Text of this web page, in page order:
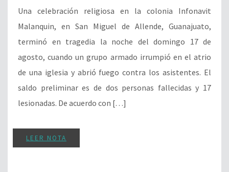
Una celebración religiosa en la colonia Infonavit
Malanquin, en San Miguel de Allende, Guanajuato,
terminó en tragedia la noche del domingo 17 de
agosto, cuando un grupo armado irrumpió en el atrio
de una iglesia y abrió fuego contra los asistentes. El
saldo preliminar es de dos personas fallecidas y 17
lesionadas. De acuerdo con […]
LEER NOTA